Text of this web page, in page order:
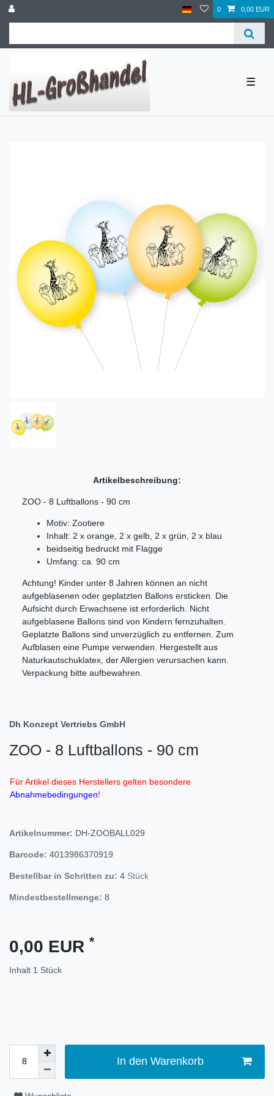
0 0,00 EUR
☰
Artikelbeschreibung:
ZOO - 8 Luftballons - 90 cm
Motiv: Zootiere
Inhalt: 2 x orange, 2 x gelb, 2 x grün, 2 x blau
beidseitig bedruckt mit Flagge
Umfang: ca. 90 cm
Achtung! Kinder unter 8 Jahren können an nicht
aufgeblasenen oder geplatzten Ballons ersticken. Die
Aufsicht durch Erwachsene ist erforderlich. Nicht
aufgeblasene Ballons sind von Kindern fernzuhalten.
Geplatzte Ballons sind unverzüglich zu entfernen. Zum
Aufblasen eine Pumpe verwenden. Hergestellt aus
Naturkautschuklatex, der Allergien verursachen kann.
Verpackung bitte aufbewahren.
Dh Konzept Vertriebs GmbH
ZOO - 8 Luftballons - 90 cm
Für Artikel dieses Herstellers gelten besondere
Abnahmebedingungen!
Artikelnummer: DH-ZOOBALL029
Barcode: 4013986370919
Bestellbar in Schritten zu: 4 Stück
Mindestbestellmenge: 8
0,00 EUR *
Inhalt 1 Stück
In den Warenkorb